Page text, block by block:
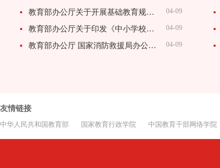
教育部办公厅关于开展基础教育规范管理提升年行动的通知 04-09
教育部办公厅关于印发《中小学校园食品安全和膳食经费管理工作指引》的通知 04-09
教育部办公厅 国家消防救援局办公室 关于印发《中小学校、幼儿园消防安全十项规定》的通知 04-09
友情链接
中华人民共和国教育部 国家教育行政学院 中国教育干部网络学院